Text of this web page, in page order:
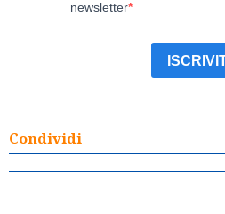
Condividi